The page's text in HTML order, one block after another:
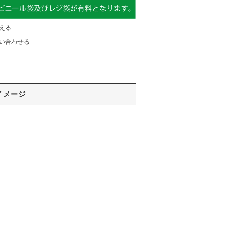
る
合わせる
メージ